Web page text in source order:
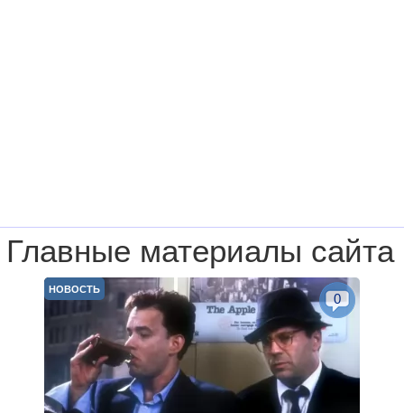
Главные материалы сайта
НОВОСТЬ
0